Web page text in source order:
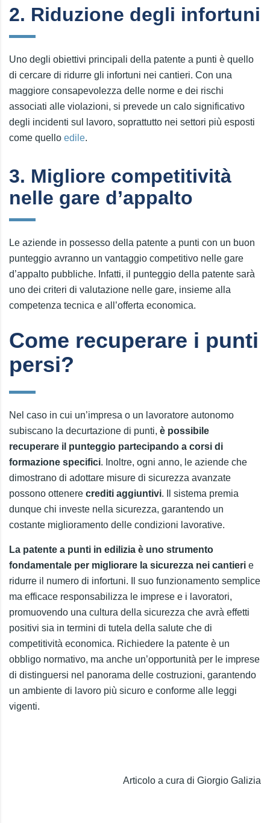
2. Riduzione degli infortuni
Uno degli obiettivi principali della patente a punti è quello
di cercare di ridurre gli infortuni nei cantieri. Con una
maggiore consapevolezza delle norme e dei rischi
associati alle violazioni, si prevede un calo significativo
degli incidenti sul lavoro, soprattutto nei settori più esposti
come quello edile.
3. Migliore competitività
nelle gare d’appalto
Le aziende in possesso della patente a punti con un buon
punteggio avranno un vantaggio competitivo nelle gare
d’appalto pubbliche. Infatti, il punteggio della patente sarà
uno dei criteri di valutazione nelle gare, insieme alla
competenza tecnica e all’offerta economica.
Come recuperare i punti
persi?
Nel caso in cui un’impresa o un lavoratore autonomo
subiscano la decurtazione di punti, è possibile
recuperare il punteggio partecipando a corsi di
formazione specifici. Inoltre, ogni anno, le aziende che
dimostrano di adottare misure di sicurezza avanzate
possono ottenere crediti aggiuntivi. Il sistema premia
dunque chi investe nella sicurezza, garantendo un
costante miglioramento delle condizioni lavorative.
La patente a punti in edilizia è uno strumento
fondamentale per migliorare la sicurezza nei cantieri e
ridurre il numero di infortuni. Il suo funzionamento semplice
ma efficace responsabilizza le imprese e i lavoratori,
promuovendo una cultura della sicurezza che avrà effetti
positivi sia in termini di tutela della salute che di
competitività economica. Richiedere la patente è un
obbligo normativo, ma anche un’opportunità per le imprese
di distinguersi nel panorama delle costruzioni, garantendo
un ambiente di lavoro più sicuro e conforme alle leggi
vigenti.
Articolo a cura di Giorgio Galizia